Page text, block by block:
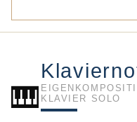
🎹 KLAVIER SOLO